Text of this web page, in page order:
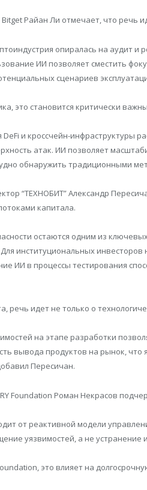
Райан Ли отмечает, что речь
опиралась на аудит и
ИИ позволяет сместить
сценариев
это становится критически
и кроссчейн-инфраструктуры
атак. ИИ позволяет
обнаружить традиционными
“ТЕХНОБИТ” Александр
капитала.
остаются одним из
институциональных
ИИ в процессы тестирования
речь идет не только о
на этапе разработки
вывода продуктов на рынок,
Пересичан.
Foundation Роман Некрасов
от реактивной модели
уязвимостей, а не устранение
это влияет на